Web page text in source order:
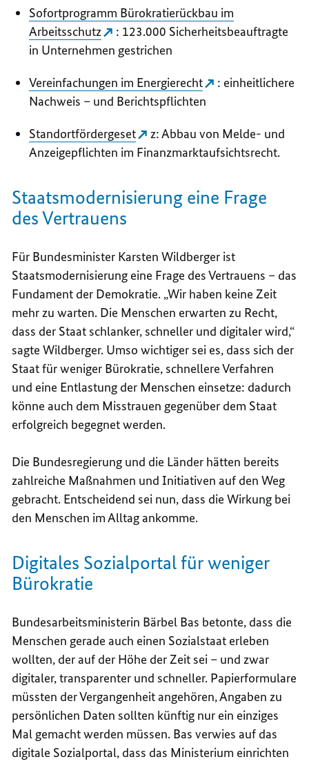
Sofortprogramm Bürokratierückbau im
Arbeitsschutz
: 123.000 Sicherheitsbeauftragte
in Unternehmen gestrichen
Vereinfachungen im Energierecht
: einheitlichere
Nachweis – und Berichtspflichten
Standortfördergeset
z: Abbau von Melde- und
Anzeigepflichten im Finanzmarktaufsichtsrecht.
Staatsmodernisierung eine Frage
des Vertrauens
Für Bundesminister Karsten Wildberger ist
Staatsmodernisierung eine Frage des Vertrauens – das
Fundament der Demokratie. „Wir haben keine Zeit
mehr zu warten. Die Menschen erwarten zu Recht,
dass der Staat schlanker, schneller und digitaler wird,“
sagte Wildberger. Umso wichtiger sei es, dass sich der
Staat für weniger Bürokratie, schnellere Verfahren
und eine Entlastung der Menschen einsetze: dadurch
könne auch dem Misstrauen gegenüber dem Staat
erfolgreich begegnet werden.
Die Bundesregierung und die Länder hätten bereits
zahlreiche Maßnahmen und Initiativen auf den Weg
gebracht. Entscheidend sei nun, dass die Wirkung bei
den Menschen im Alltag ankomme.
Digitales Sozialportal für weniger
Bürokratie
Bundesarbeitsministerin Bärbel Bas betonte, dass die
Menschen gerade auch einen Sozialstaat erleben
wollten, der auf der Höhe der Zeit sei – und zwar
digitaler, transparenter und schneller. Papierformulare
müssten der Vergangenheit angehören, Angaben zu
persönlichen Daten sollten künftig nur ein einziges
Mal gemacht werden müssen. Bas verwies auf das
digitale Sozialportal, dass das Ministerium einrichten